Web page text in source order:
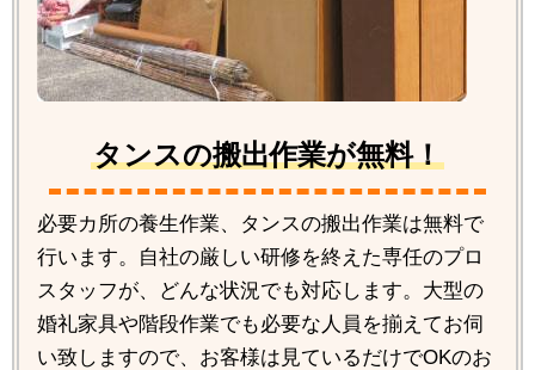
タンスの搬出作業が無料！
必要カ所の養生作業、タンスの搬出作業は無料で
行います。自社の厳しい研修を終えた専任のプロ
スタッフが、どんな状況でも対応します。大型の
婚礼家具や階段作業でも必要な人員を揃えてお伺
い致しますので、お客様は見ているだけでOKのお